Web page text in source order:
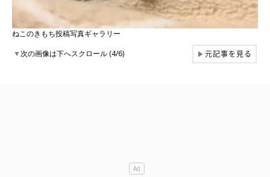
ねこのきもち投稿写真ギャラリー
▼次の画像は下へスクロール (4/6) ▶元記事を見る